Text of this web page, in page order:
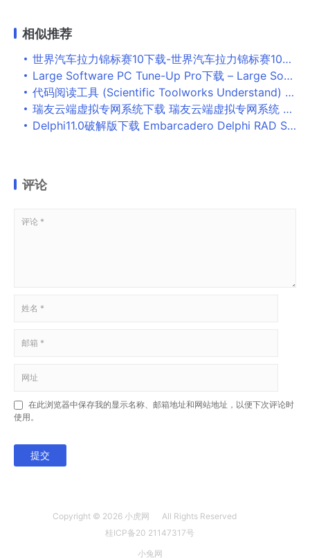
相似推荐
世界汽车拉力锦标赛10下载-世界汽车拉力锦标赛10中文版下载
Large Software PC Tune-Up Pro下载 – Large Software PC Tune-Up Pro 系统优化工具 5.3.2.0 破解版
代码阅读工具 (Scientific Toolworks Understand) v5.1.987 x86
瑞友云端虚拟专网系统下载 瑞友云端虚拟专网系统 v1.0.1.6 官方安装免费版
Delphi11.0破解版下载 Embarcadero Delphi RAD Studio 11.3 Alexandria V28.0 激活版(附补丁+安装教程)
评论
在此浏览器中保存我的显示名称、邮箱地址和网站地址，以便下次评论时
使用。
提交
Copyright © 2026 小虎网
All Rights Reserved
桂ICP备20 21147317号
小兔网